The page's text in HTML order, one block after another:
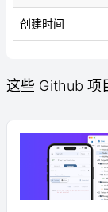
创建时间
这些 Github 项